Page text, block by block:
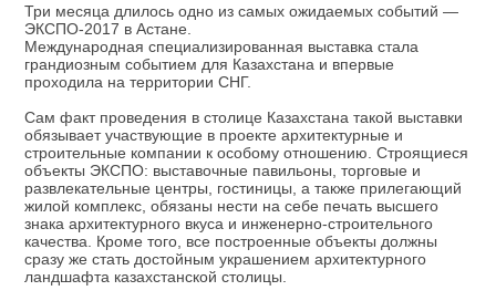
Три месяца длилось одно из самых ожидаемых событий —
ЭКСПО-2017 в Астане.
Международная специализированная выставка стала
грандиозным событием для Казахстана и впервые
проходила на территории СНГ.
Сам факт проведения в столице Казахстана такой выставки
обязывает участвующие в проекте архитектурные и
строительные компании к особому отношению. Строящиеся
объекты ЭКСПО: выставочные павильоны, торговые и
развлекательные центры, гостиницы, а также прилегающий
жилой комплекс, обязаны нести на себе печать высшего
знака архитектурного вкуса и инженерно-строительного
качества. Кроме того, все построенные объекты должны
сразу же стать достойным украшением архитектурного
ландшафта казахстанской столицы.